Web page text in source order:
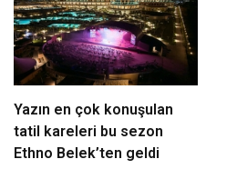
Yazın en çok konuşulan
tatil kareleri bu sezon
Ethno Belek’ten geldi